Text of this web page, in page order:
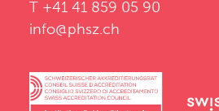
T +41 41 859 05 90
info@phsz.ch